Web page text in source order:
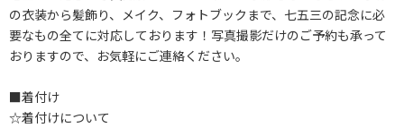
の衣装から髪飾り、メイク、フォトブックまで、七五三の記念に必
要なもの全てに対応しております！写真撮影だけのご予約も承って
おりますので、お気軽にご連絡ください。
■着付け
☆着付けについて